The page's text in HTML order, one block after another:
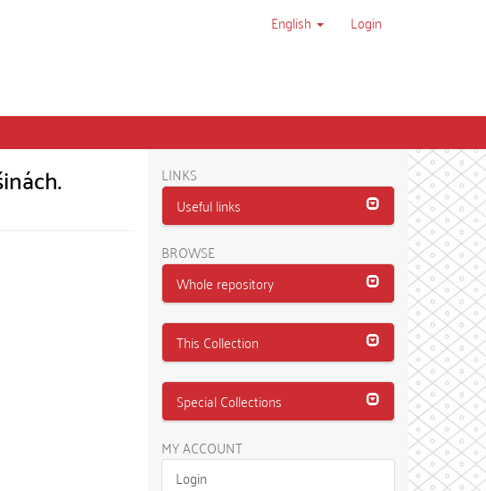
English Login
LINKS
Useful links
BROWSE
Whole repository
This Collection
Special Collections
MY ACCOUNT
Login